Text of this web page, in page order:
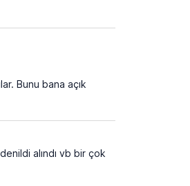
Bunu bana açık
alındı vb bir çok